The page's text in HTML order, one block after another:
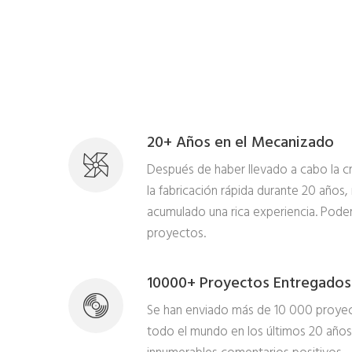
20+ Años en el Mecanizado
Después de haber llevado a cabo la
la fabricación rápida durante 20
acumulado una rica experiencia.
proyectos.
10000+ Proyectos Entregados
Se han enviado más de 10 000
todo el mundo en los últimos 20